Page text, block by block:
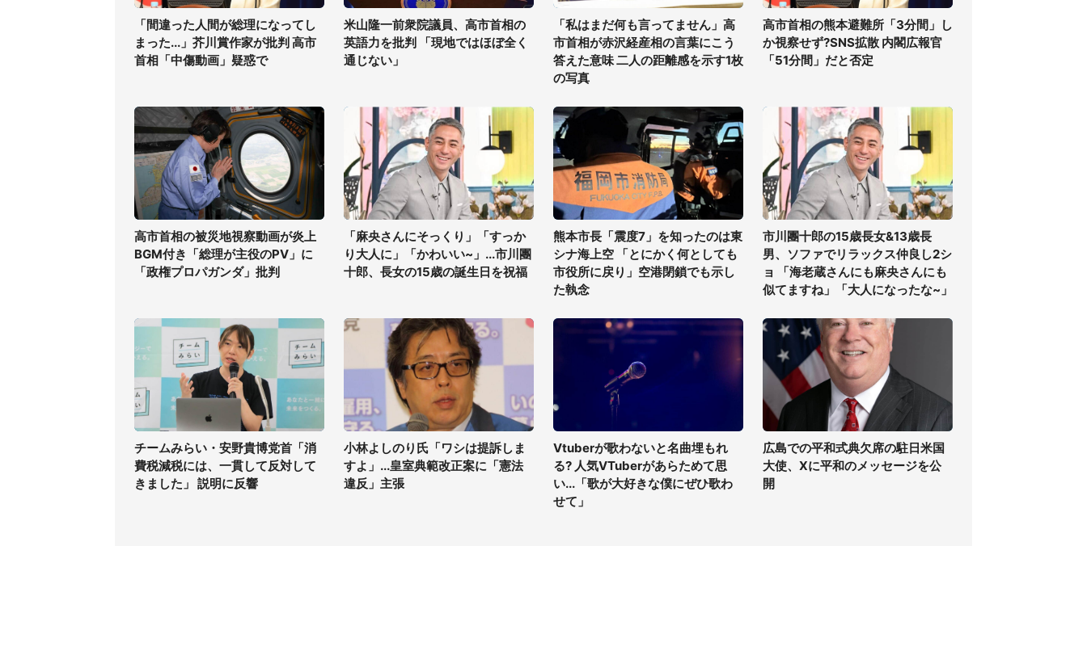
「間違った人間が総理になってし
まった...」芥川賞作家が批判 高市
首相「中傷動画」疑惑で
米山隆一前衆院議員、高市首相の
英語力を批判 「現地ではほぼ全く
通じない」
「私はまだ何も言ってません」高
市首相が赤沢経産相の言葉にこう
答えた意味 二人の距離感を示す1枚
の写真
高市首相の熊本避難所「3分間」し
か視察せず?SNS拡散 内閣広報官
「51分間」だと否定
高市首相の被災地視察動画が炎上
BGM付き「総理が主役のPV」に
「政権プロパガンダ」批判
「麻央さんにそっくり」「すっか
り大人に」「かわいい~」...市川團
十郎、長女の15歳の誕生日を祝福
熊本市長「震度7」を知ったのは東
シナ海上空 「とにかく何としても
市役所に戻り」空港閉鎖でも示し
た執念
市川團十郎の15歳長女&13歳長
男、ソファでリラックス仲良し2シ
ョ 「海老蔵さんにも麻央さんにも
似てますね」「大人になったな~」
チームみらい・安野貴博党首「消
費税減税には、一貫して反対して
きました」 説明に反響
小林よしのり氏「ワシは提訴しま
すよ」...皇室典範改正案に「憲法
違反」主張
Vtuberが歌わないと名曲埋もれ
る? 人気VTuberがあらためて思
い...「歌が大好きな僕にぜひ歌わ
せて」
広島での平和式典欠席の駐日米国
大使、Xに平和のメッセージを公
開